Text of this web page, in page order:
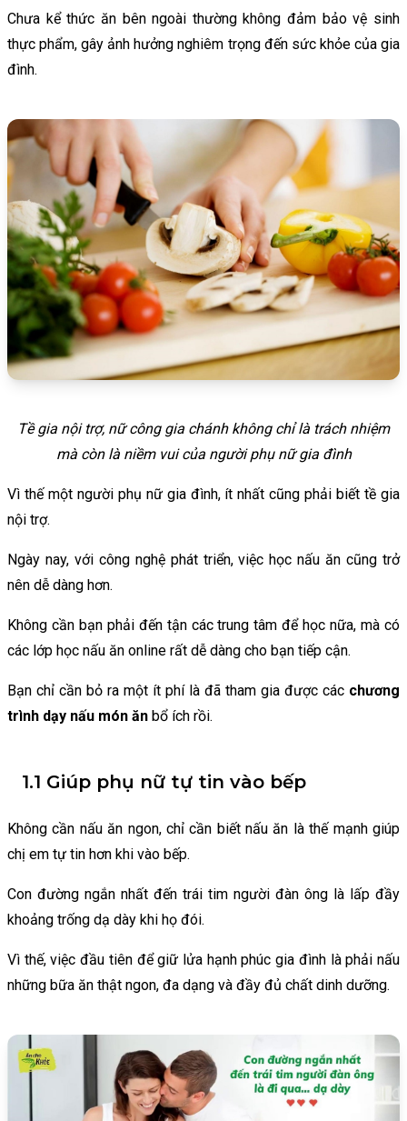
Chưa kể thức ăn bên ngoài thường không đảm bảo vệ sinh
thực phẩm, gây ảnh hưởng nghiêm trọng đến sức khỏe của gia
đình.
Tề gia nội trợ, nữ công gia chánh không chỉ là trách nhiệm
mà còn là niềm vui của người phụ nữ gia đình
Vì thế một người phụ nữ gia đình, ít nhất cũng phải biết tề gia
nội trợ.
Ngày nay, với công nghệ phát triển, việc học nấu ăn cũng trở
nên dễ dàng hơn.
Không cần bạn phải đến tận các trung tâm để học nữa, mà có
các lớp học nấu ăn online rất dễ dàng cho bạn tiếp cận.
Bạn chỉ cần bỏ ra một ít phí là đã tham gia được các chương
trình dạy nấu món ăn bổ ích rồi.
1.1 Giúp phụ nữ tự tin vào bếp
Không cần nấu ăn ngon, chỉ cần biết nấu ăn là thế mạnh giúp
chị em tự tin hơn khi vào bếp.
Con đường ngắn nhất đến trái tim người đàn ông là lấp đầy
khoảng trống dạ dày khi họ đói.
Vì thế, việc đầu tiên để giữ lửa hạnh phúc gia đình là phải nấu
những bữa ăn thật ngon, đa dạng và đầy đủ chất dinh dưỡng.